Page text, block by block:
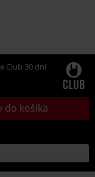
Club 30 dní
do košíka